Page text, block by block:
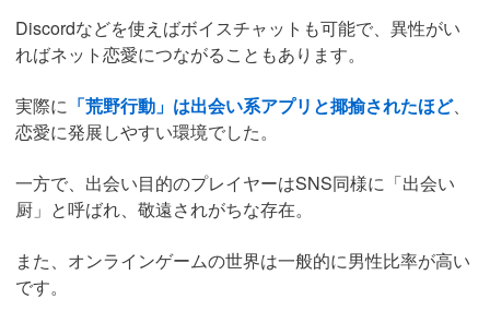
Discordなどを使えばボイスチャットも可能で、異性がい
ればネット恋愛につながることもあります。
実際に 「荒野行動」は出会い系アプリと揶揄されたほど、
恋愛に発展しやすい環境でした。
一方で、出会い目的のプレイヤーはSNS同様に「出会い
厨」と呼ばれ、敬遠されがちな存在。
また、オンラインゲームの世界は一般的に男性比率が高い
です。